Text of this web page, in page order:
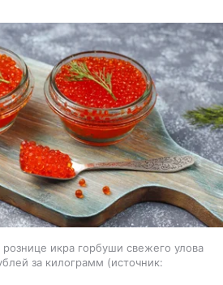
икра горбуши свежего улова
за килограмм
источник: